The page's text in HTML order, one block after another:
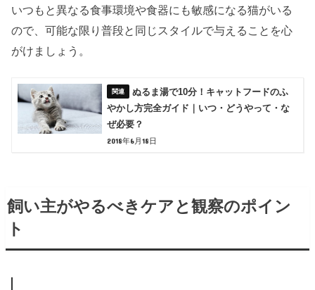
いつもと異なる食事環境や食器にも敏感になる猫がいる
ので、可能な限り普段と同じスタイルで与えることを心
がけましょう。
ぬるま湯で10分！キャットフードのふ
やかし方完全ガイド｜いつ・どうやって・な
ぜ必要？
2018年6月18日
飼い主がやるべきケアと観察のポイン
ト